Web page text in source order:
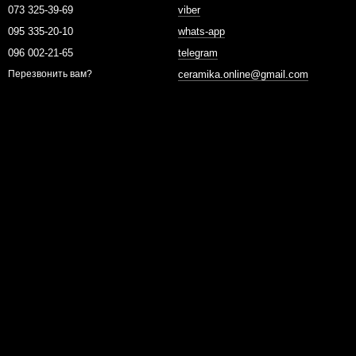
073 325-39-69
095 335-20-10
096 002-21-65
Перезвонить вам?
viber
whats-app
telegram
ceramika.online@gmail.com